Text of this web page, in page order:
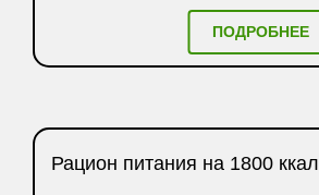
ПОДРОБНЕЕ
Рацион питания на 1800